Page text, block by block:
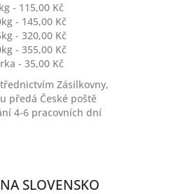
- 115,00 Kč
- 145,00 Kč
- 320,00 Kč
- 355,00 Kč
- 35,00 Kč
Zásilkovny,
předá České poště
4-6 pracovních dní
SLOVENSKO